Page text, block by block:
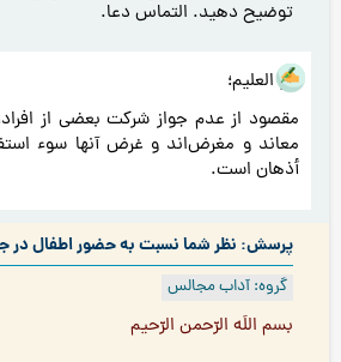
توضیح دهيد. التماس دعا.
هو العلیم؛
مقصود از عدم جواز شرکت بعضی از
معاند و مغرض‌اند و غرض آنها سوء
أذهان است.
پرسش: نظر شما نسبت به حضور اطفال
گروه: آداب مجالس
بسم اللَه الرّحمن الرّحيم